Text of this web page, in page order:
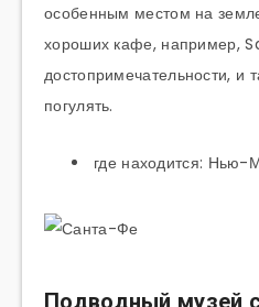
особенным местом на
хороших кафе, например,
достопримечательности, и
погулять.
где находится: Нью-
Подводный музей